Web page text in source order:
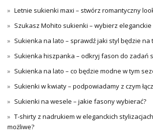
Letnie sukienki maxi – stwórz romantyczny
Szukasz Mohito sukienki – wybierz
Sukienka na lato – sprawdź jaki styl będzie na
Sukienka hiszpanka – odkryj fason do zadań
Sukienka na lato – co będzie modne w tym
Sukienki w kwiaty – podpowiadamy z czym
Sukienki na wesele – jakie fasony wybierać?
T-shirty z nadrukiem w eleganckich
możliwe?